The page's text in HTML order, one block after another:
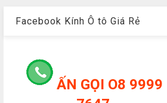
Facebook Kính Ô tô Giá Rẻ
ẤN GỌI O8 9999